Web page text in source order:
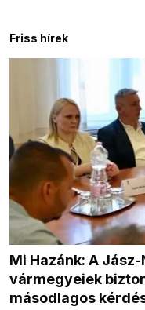
Friss hírek
Mi Hazánk: A
vármegyeiek
másodlagos